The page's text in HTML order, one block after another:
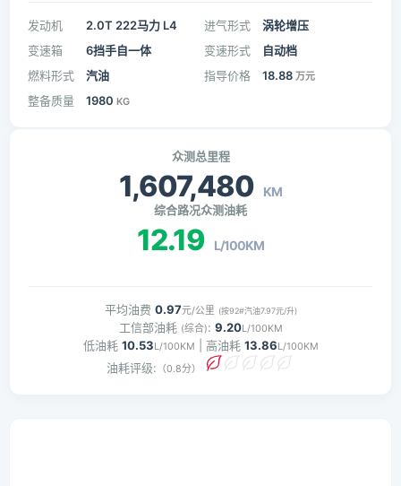
发动机 2.0T 222马力 L4 进气形式
涡轮增压
变速箱
6挡手自一体 变速形式
自动档
燃料形式
汽油 指导价格 18.88 万元
整备质量 1980 KG
众测总里程
1,607,480 KM
综合路况众测油耗
12.19 L/100KM
平均油费 0.97元/公里 (按92#汽油7.97元/升)
工信部油耗 (综合): 9.20L/100KM
低油耗 10.53L/100KM | 高油耗 13.86L/100KM
油耗评级: （0.8分）